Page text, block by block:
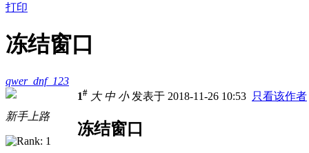
打印
冻结窗口
qwer_dnf_123
新手上路
1# 大 中 小发表于 2018-11-26 10:53 只看该作者
冻结窗口